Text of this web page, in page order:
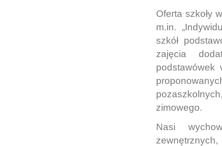
Oferta szkoły
m.in.
szkół
zajęcia
podstawówek
zimowego.
Nasi